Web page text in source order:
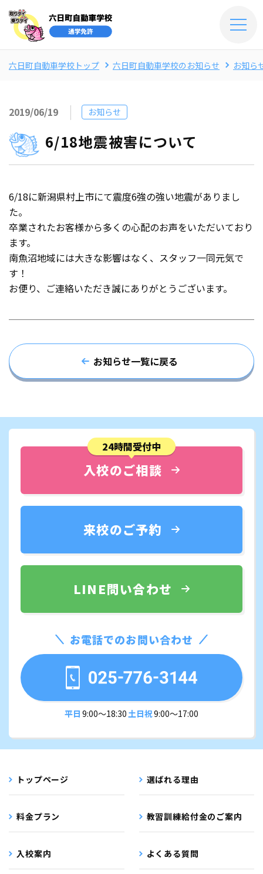
六日町自動車学校トップ 六日町自動車学校のお知らせ お知ら
2019/06/19 お知らせ
6/18地震被害について
6/18に新潟県村上市にて震度6強の強い地震がありまし
た。
卒業されたお客様から多くの心配のお声をいただいており
ます。
南魚沼地域には大きな影響はなく、スタッフ一同元気で
す！
お便り、ご連絡いただき誠にありがとうございます。
お知らせ一覧に戻る
24時間受付中
入校のご相談
来校のご予約
LINE問い合わせ
お電話でのお問い合わせ
平日 9:00〜18:30 土日祝9:00〜17:00
トップページ 選ばれる理由
料金プラン 教習訓練給付金のご案内
入校案内 よくある質問